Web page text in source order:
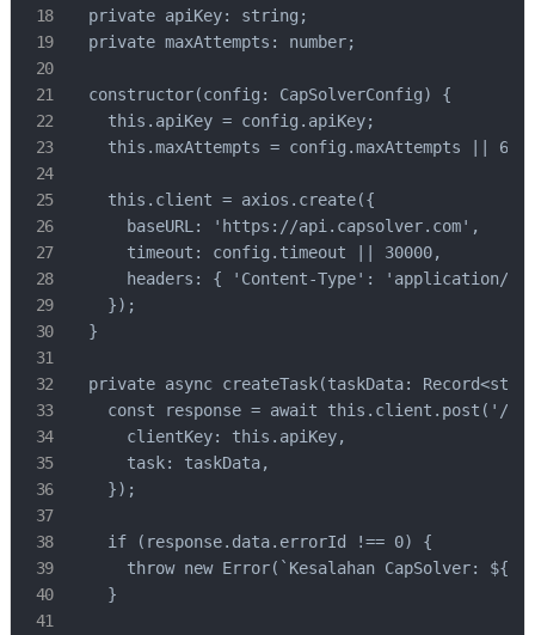
  private apiKey: string;
  private maxAttempts: number;
  constructor(config: CapSolverConfig) {
    this.apiKey = config.apiKey;
    this.maxAttempts = config.maxAttempts || 60;
    this.client = axios.create({
      baseURL: 'https://api.capsolver.com',
      timeout: config.timeout || 30000,
headers: { 'Content-Type': 'application/
    });
  }
private async createTask(taskData:
const response = await this.client.post('/
      clientKey: this.apiKey,
      task: taskData,
    });
    if (response.data.errorId !== 0) {
throw new Error(`Kesalahan CapSolver:
    }